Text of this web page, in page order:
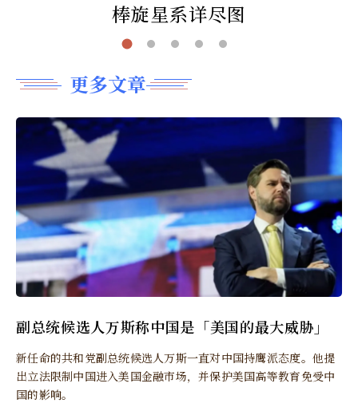
棒旋星系详尽图
更多文章
副总统候选人万斯称中国是「美国的最大威胁」
新任命的共和党副总统候选人万斯一直对中国持鹰派态度。他提
出立法限制中国进入美国金融市场，并保护美国高等教育免受中
国的影响。